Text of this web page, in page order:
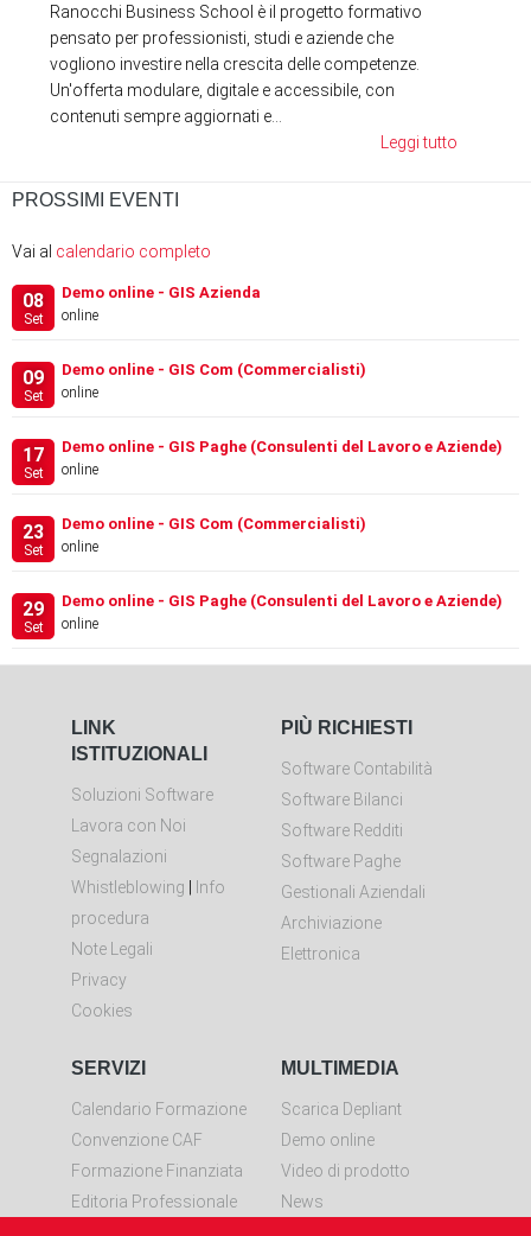
Ranocchi Business School è il progetto formativo
pensato per professionisti, studi e aziende che
vogliono investire nella crescita delle competenze.
Un'offerta modulare, digitale e accessibile, con
contenuti sempre aggiornati e...
Leggi tutto
PROSSIMI EVENTI
Vai al calendario completo
08
Set
Demo online - GIS Azienda
online
09
Set
Demo online - GIS Com (Commercialisti)
online
17
Set
Demo online - GIS Paghe (Consulenti del Lavoro e Aziende)
online
23
Set
Demo online - GIS Com (Commercialisti)
online
29
Set
Demo online - GIS Paghe (Consulenti del Lavoro e Aziende)
online
LINK
ISTITUZIONALI
Soluzioni Software
Lavora con Noi
Segnalazioni
Whistleblowing
Info
procedura
Note Legali
Privacy
Cookies
PIÙ RICHIESTI
Software Contabilità
Software Bilanci
Software Redditi
Software Paghe
Gestionali Aziendali
Archiviazione
Elettronica
SERVIZI
Calendario Formazione
Convenzione CAF
Formazione Finanziata
Editoria Professionale
MULTIMEDIA
Scarica Depliant
Demo online
Video di prodotto
News